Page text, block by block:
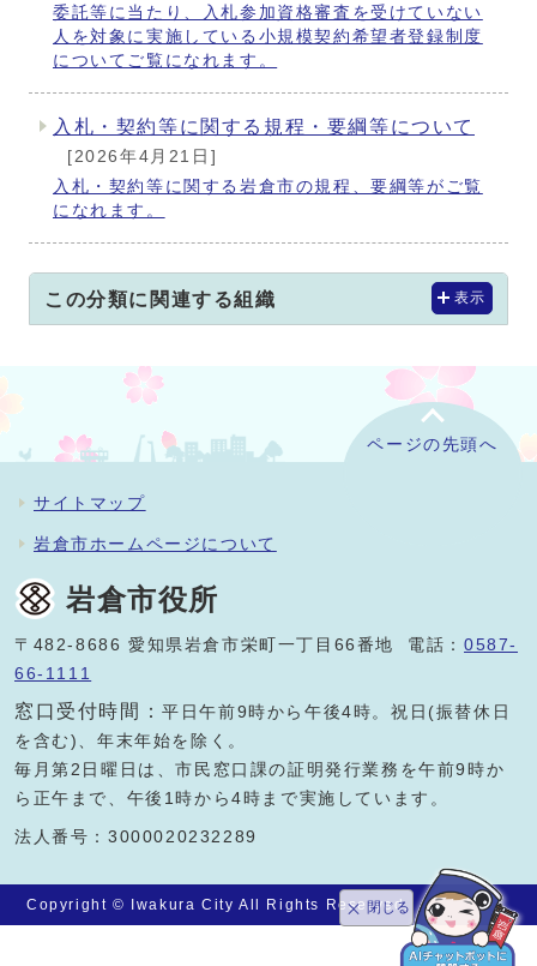
委託等に当たり、入札参加資格審査を受けていない
人を対象に実施している小規模契約希望者登録制度
についてご覧になれます。
入札・契約等に関する規程・要綱等について
[2026年4月21日]
入札・契約等に関する岩倉市の規程、要綱等がご覧
になれます。
この分類に関連する組織 表示
閉じる
ページの先頭へ
サイトマップ
岩倉市ホームページについて
岩倉市役所
〒482-8686 愛知県岩倉市栄町一丁目66番地 電話：0587-
66-1111
窓口受付時間：平日午前9時から午後4時。祝日(振替休日
を含む)、年末年始を除く。
毎月第2日曜日は、市民窓口課の証明発行業務を午前9時か
ら正午まで、午後1時から4時まで実施しています。
法人番号：3000020232289
Copyright © Iwakura City All Rights Reserved.